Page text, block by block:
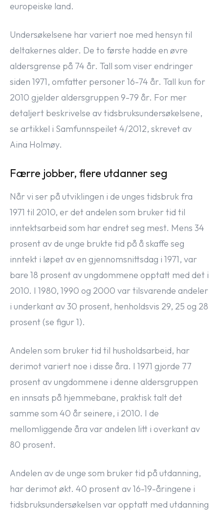
europeiske land.
Undersøkelsene har variert noe med hensyn til
deltakernes alder. De to første hadde en øvre
aldersgrense på 74 år. Tall som viser endringer
siden 1971, omfatter personer 16-74 år. Tall kun for
2010 gjelder aldersgruppen 9-79 år. For mer
detaljert beskrivelse av tidsbruksundersøkelsene,
se artikkel i Samfunnspeilet 4/2012, skrevet av
Aina Holmøy.
Færre jobber, flere utdanner seg
Når vi ser på utviklingen i de unges tidsbruk fra
1971 til 2010, er det andelen som bruker tid til
inntektsarbeid som har endret seg mest. Mens 34
prosent av de unge brukte tid på å skaffe seg
inntekt i løpet av en gjennomsnittsdag i 1971, var
bare 18 prosent av ungdommene opptatt med det i
2010. I 1980, 1990 og 2000 var tilsvarende andeler
i underkant av 30 prosent, henholdsvis 29, 25 og 28
prosent (se figur 1).
Andelen som bruker tid til husholdsarbeid, har
derimot variert noe i disse åra. I 1971 gjorde 77
prosent av ungdommene i denne aldersgruppen
en innsats på hjemmebane, praktisk talt det
samme som 40 år seinere, i 2010. I de
mellomliggende åra var andelen litt i overkant av
80 prosent.
Andelen av de unge som bruker tid på utdanning,
har derimot økt. 40 prosent av 16-19-åringene i
tidsbruksundersøkelsen var opptatt med utdanning